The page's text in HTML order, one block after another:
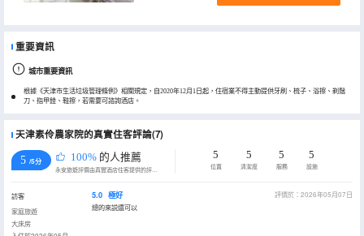
重要資訊
城市重要資訊
根據《天津市生活垃圾管理條例》相關規定，自2020年12月1日起，住宿業不得主動提供牙刷、梳子、浴擦、剃鬚
刀、指甲銼、鞋擦，若需要可諮詢酒店。
天津素伶農家院的真實住客評論(7)
5 /5分 100% 的人推薦
永安旅遊評價由真實酒店住客提供的評價。
5
位置
5
清潔度
5
服務
5
設施
訪客
家庭旅遊
大床房
5.0 極好
評價於：2026年05月07日
總的來説還可以